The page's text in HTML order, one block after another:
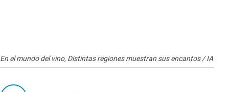
En el mundo del vino, Distintas regiones muestran sus encantos / IA